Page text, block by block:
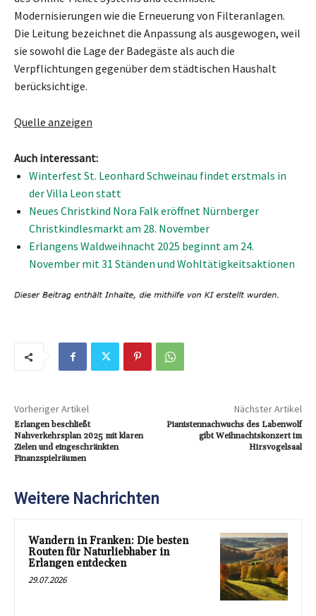
Modernisierungen wie die Erneuerung von Filteranlagen.
Die Leitung bezeichnet die Anpassung als ausgewogen, weil
sie sowohl die Lage der Badegäste als auch die
Verpflichtungen gegenüber dem städtischen Haushalt
berücksichtige.
Quelle anzeigen
Auch interessant:
Winterfest St. Leonhard Schweinau findet erstmals in
der Villa Leon statt
Neues Christkind Nora Falk eröffnet Nürnberger
Christkindlesmarkt am 28. November
Erlangens Waldweihnacht 2025 beginnt am 24.
November mit 31 Ständen und Wohltätigkeitsaktionen
Vorheriger Artikel
Erlangen beschließt
Nahverkehrsplan 2025 mit klaren
Zielen und eingeschränkten
Finanzspielräumen
Nächster Artikel
Pianistennachwuchs des Labenwolf
gibt Weihnachtskonzert im
Hirsvogelsaal
Weitere Nachrichten
Wandern in Franken: Die besten
Routen für Naturliebhaber in
Erlangen entdecken
29.07.2026